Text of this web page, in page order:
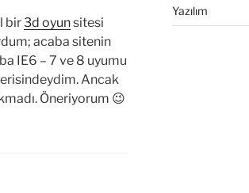
bir3d oyunsitesi
acaba sitenin
IE6 – 7 ve 8 uyumu
Ancak
Öneriyorum 😉
Yazılım